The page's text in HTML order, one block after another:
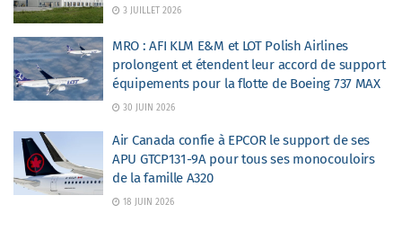
3 JUILLET 2026
MRO : AFI KLM E&M et LOT Polish Airlines
prolongent et étendent leur accord de support
équipements pour la flotte de Boeing 737 MAX
30 JUIN 2026
Air Canada confie à EPCOR le support de ses
APU GTCP131-9A pour tous ses monocouloirs
de la famille A320
18 JUIN 2026